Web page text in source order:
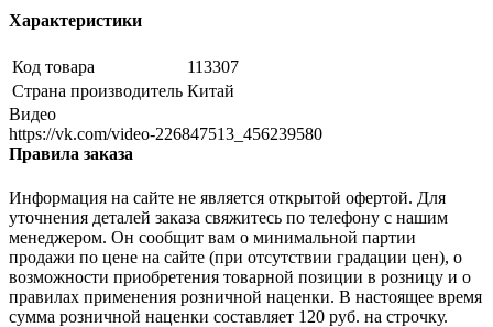
Характеристики
Код товара
113307
Страна производитель Китай
Видео
https://vk.com/video-226847513_456239580
Правила заказа
Информация на сайте не является открытой офертой. Для
уточнения деталей заказа свяжитесь по телефону с нашим
менеджером. Он сообщит вам о минимальной партии
продажи по цене на сайте (при отсутствии градации цен), о
возможности приобретения товарной позиции в розницу и о
правилах применения розничной наценки. В настоящее время
сумма розничной наценки составляет 120 руб. на строчку.